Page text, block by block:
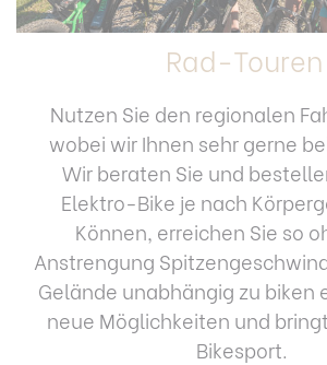
Rad-Touren
Nutzen Sie den regionalen
wobei wir Ihnen sehr gerne
Wir beraten Sie und
Elektro-Bike je nach
Können, erreichen Sie so
Anstrengung
Gelände unabhängig zu biken
neue Möglichkeiten und
Bikesport.